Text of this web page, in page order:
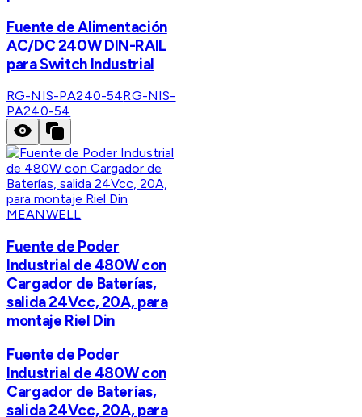
Fuente de Alimentación
AC/DC 240W DIN-RAIL
para Switch Industrial
RG-NIS-PA240-54RG-NIS-
PA240-54
MEANWELL
Fuente de Poder
Industrial de 480W con
Cargador de Baterías,
salida 24Vcc, 20A, para
montaje Riel Din
Fuente de Poder
Industrial de 480W con
Cargador de Baterías,
salida 24Vcc, 20A, para